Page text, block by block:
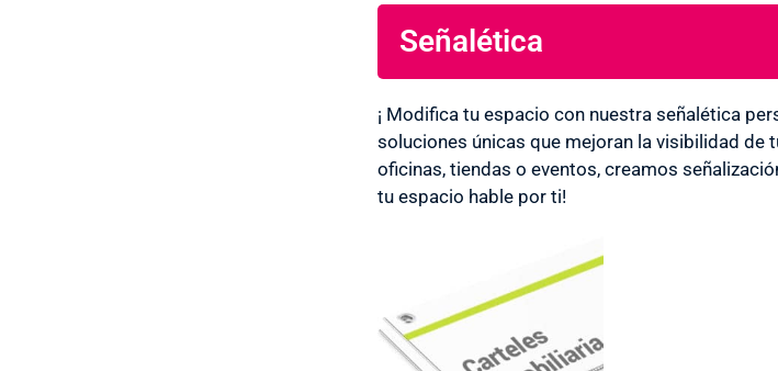
Señalética
¡ Modifica tu espacio con nuestra señalética
soluciones únicas que mejoran la visibilidad de
oficinas, tiendas o eventos, creamos
tu espacio hable por ti!